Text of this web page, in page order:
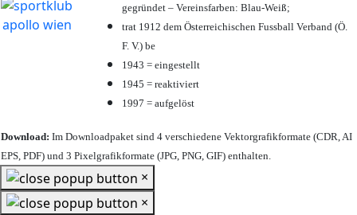
gegründet – Vereinsfarben: Blau-Weiß;
trat 1912 dem Österreichischen Fussball Verband (Ö.
F. V.) be
1943 = eingestellt
1945 = reaktiviert
1997 = aufgelöst
Download: Im Downloadpaket sind 4 verschiedene Vektorgrafikformate (CDR, AI
EPS, PDF) und 3 Pixelgrafikformate (JPG, PNG, GIF) enthalten.
×
×